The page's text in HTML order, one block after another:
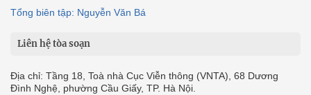
Tổng biên tập: Nguyễn Văn Bá
Liên hệ tòa soạn
Địa chỉ: Tầng 18, Toà nhà Cục Viễn thông (VNTA), 68 Dương
Đình Nghệ, phường Cầu Giấy, TP. Hà Nội.